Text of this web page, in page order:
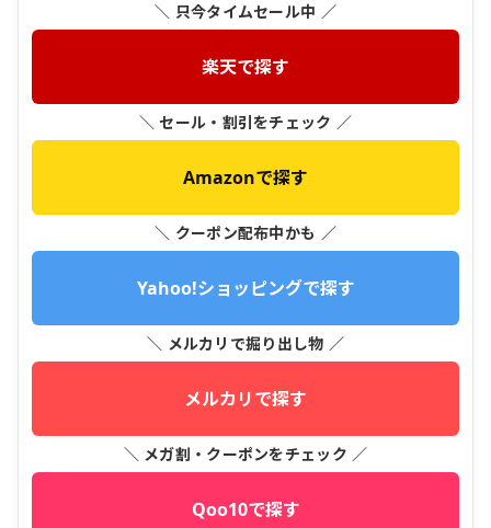
＼ 只今タイムセール中 ／
楽天で探す
＼ セール・割引をチェック ／
Amazonで探す
＼ クーポン配布中かも ／
Yahoo!ショッピングで探す
＼ メルカリで掘り出し物 ／
メルカリで探す
＼ メガ割・クーポンをチェック ／
Qoo10で探す